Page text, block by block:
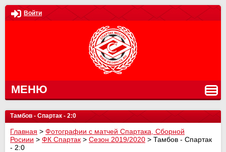
Войти
МЕНЮ
Тамбов - Спартак - 2:0
Главная > Фотографии с матчей Спартака, Сборной
Росиии > ФК Спартак > Сезон 2019/2020 > Тамбов - Спартак
- 2:0